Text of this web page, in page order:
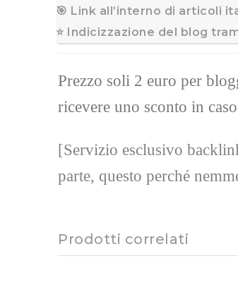
🎯 Link all’interno di articoli
⭐ Indicizzazione del blog
Prezzo soli 2 euro per
ricevere uno sconto in
[Servizio esclusivo
parte, questo perché
Prodotti correlati